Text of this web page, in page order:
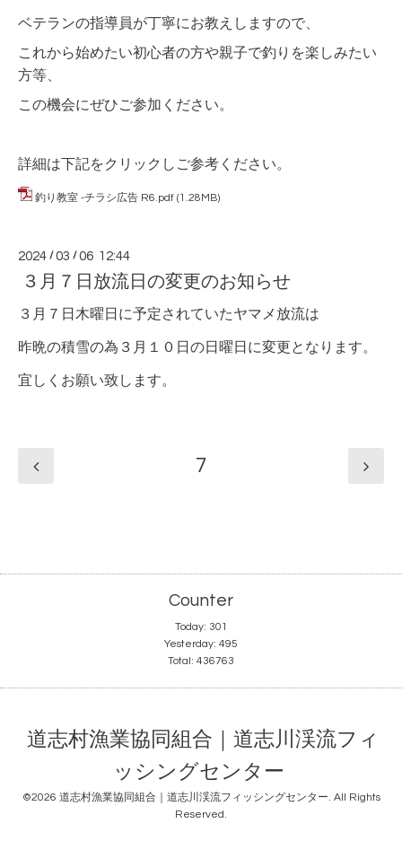
ベテランの指導員が丁寧にお教えしますので、
これから始めたい初心者の方や親子で釣りを楽しみたい
方等、
この機会にぜひご参加ください。
詳細は下記をクリックしご参考ください。
釣り教室 -チラシ広告 R6.pdf (1.28MB)
2024 /03 /06 12:44
３月７日放流日の変更のお知らせ
３月７日木曜日に予定されていたヤマメ放流は
昨晩の積雪の為３ 月１０日の日曜日に変更となります。
宜しくお願い致します。
7
Counter
Today: 301
Yesterday: 495
Total: 436763
道志村漁業協同組合｜道志川渓流フィ
ッシングセンター
©2026 道志村漁業協同組合｜道志川渓流フィッシングセンター. All Rights
Reserved.